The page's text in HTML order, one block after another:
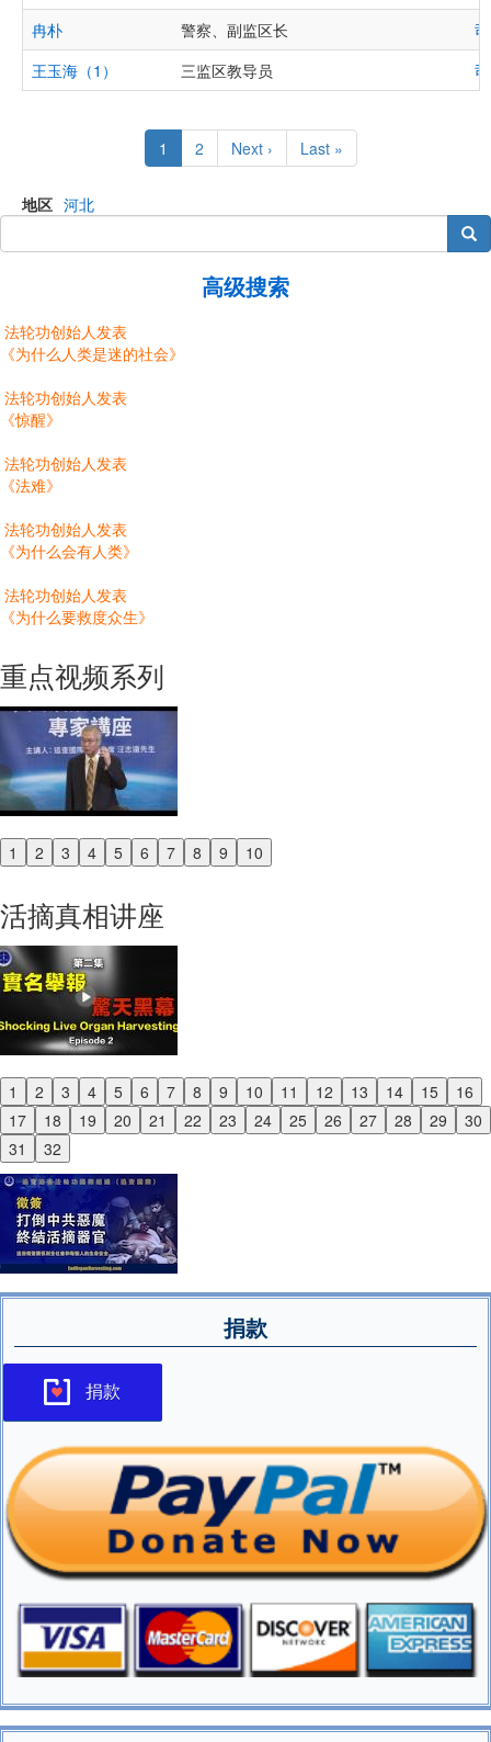
冉朴 警察、副监区长
王玉海（1）
三监区教导员
Current
page
1 Page
2
Next
page
Next ›
Last
page
Last »
地区 河北
搜索
高级搜索
法轮功创始人发表
《为什么人类是迷的社会》
法轮功创始人发表
《惊醒》
法轮功创始人发表
《法难》
法轮功创始人发表
《为什么会有人类》
法轮功创始人发表
《为什么要救度众生》
重点视频系列
1 2 3 4 5 6 7 8 9 10
Previous
活摘真相讲座
1 2 3 4 5 6 7 8 9 10 11 12 13 14 15
16
17
18 19 20 21 22 23 24 25 26 27 28 29
30
31
32
Previous
Next
捐款
捐款